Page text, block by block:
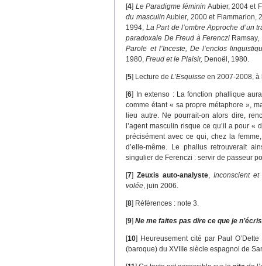
[4] Le Paradigme féminin Aubier, 2004 et
du masculin Aubier, 2000 et Flammarion,
1994, La Part de l’ombre Approche d’un
paradoxale De Freud à FerencziRamsay,
Parole et l’Inceste, De l’enclos
1980,Freud et le Plaisir, Denoël, 1980.
[5] Lecture deL’Esquisse en 2007-2008, à
[6] In extenso : La fonction phallique
comme étant « sa propre métaphore »,
lieu autre. Ne pourrait-on alors dire,
l’agent masculin risque ce qu’il a pour «
précisément avec ce qui, chez la
d’elle-même. Le phallus retrouverait
singulier de Ferenczi : servir de passeur
[7]Zeuxis auto-analyste ,Inconscient
volée , juin 2006.
[8] Références : note 3.
[9]Ne me faites pas dire ce que je
[10] Heureusement cité par Paul
(baroque) du XVIIIe siècle espagnol de